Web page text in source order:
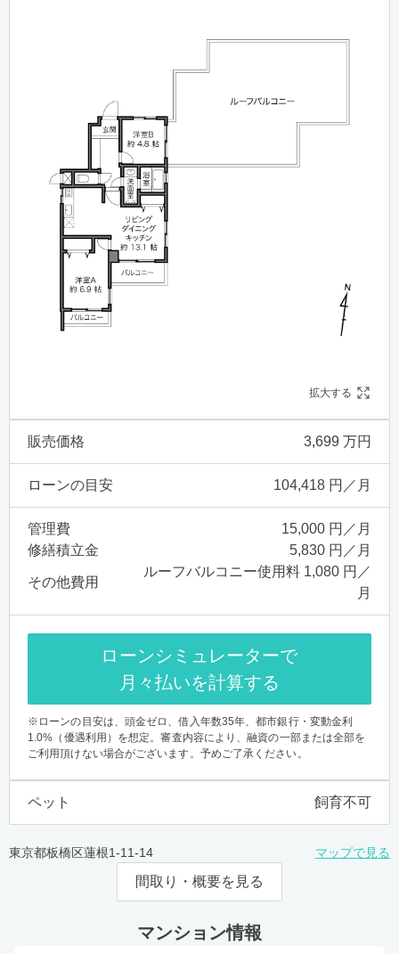
拡大する
販売価格 3,699 万円
ローンの目安 104,418 円／月
管理費
15,000 円／月
修繕積立金
5,830 円／月
その他費用
ルーフバルコニー使用料 1,080 円／
月
ローンシミュレーターで
月々払いを計算する
※ローンの目安は、頭金ゼロ、借入年数35年、都市銀行・変動金利
1.0%（優遇利用）を想定。審査内容により、融資の一部または全部を
ご利用頂けない場合がございます。予めご了承ください。
ペット 飼育不可
東京都板橋区蓮根1-11-14 マップで見る
間取り・概要を見る
マンション情報